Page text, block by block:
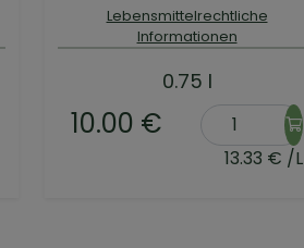
Lebensmittelrechtliche
Informationen
0.75 l
10.00 €
13.33 € /L